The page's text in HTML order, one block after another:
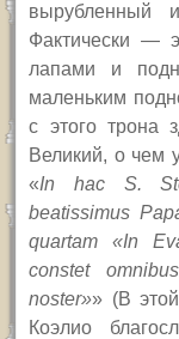
вырубленный
Фактически —
лапами и
маленьким
с этого трона
Великий, о чем
«In hac S.
beatissimus
quartam «In
constet
noster»» (В
Коэлио